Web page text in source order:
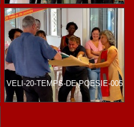
VELI-20-TEMPS-DE-POESIE-005